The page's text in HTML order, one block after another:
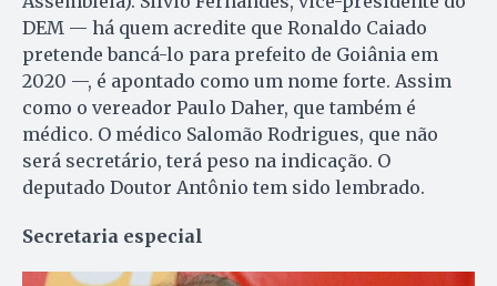
DEM — há quem acredite que Ronaldo Caiado
pretende bancá-lo para prefeito de Goiânia em
2020 —, é apontado como um nome forte. Assim
como o vereador Paulo Daher, que também é
médico. O médico Salomão Rodrigues, que não
será secretário, terá peso na indicação. O
deputado Doutor Antônio tem sido lembrado.
Secretaria especial